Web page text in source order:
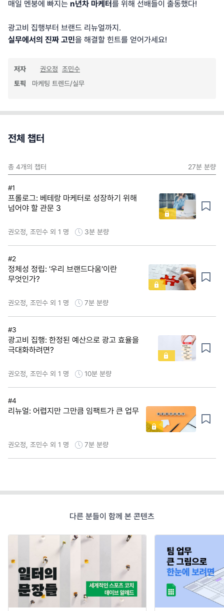
매일 멘붕에 빠지는 n년차 마케터를 위해 선배들이 출동했다!
광고비 집행부터 브랜드 리뉴얼까지.
실무에서의 진짜 고민을 해결할 힌트를 얻어가세요!
저자 권오정 조민수
토픽
마케팅 트렌드/실무
전체 챕터
총 4개의 챕터 27분 분량
#1
프롤로그: 베테랑 마케터로 성장하기 위해
넘어야 할 관문 3
권오정, 조민수 외 1 명 3분 분량
#2
정체성 정립: '우리 브랜드다움'이란
무엇인가?
권오정, 조민수 외 1 명 7분 분량
#3
광고비 집행: 한정된 예산으로 광고 효율을
극대화하려면?
권오정, 조민수 외 1 명 10분 분량
#4
리뉴얼: 어렵지만 그만큼 임팩트가 큰 업무
권오정, 조민수 외 1 명 7분 분량
다른 분들이 함께 본 콘텐츠